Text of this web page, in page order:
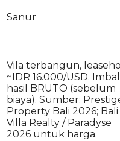
Sanur
Vila terbangun,
~IDR 16.000/USD. Imbal
hasil BRUTO (sebelum
biaya). Sumber:
Property Bali 2026; Bali
Villa Realty / Paradyse
2026 untuk harga.